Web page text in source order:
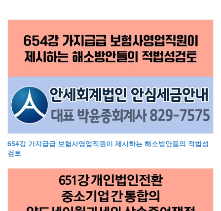
654강 가지급급 보험사영업직원이 제시하는 해소방안들의 적법성
검토